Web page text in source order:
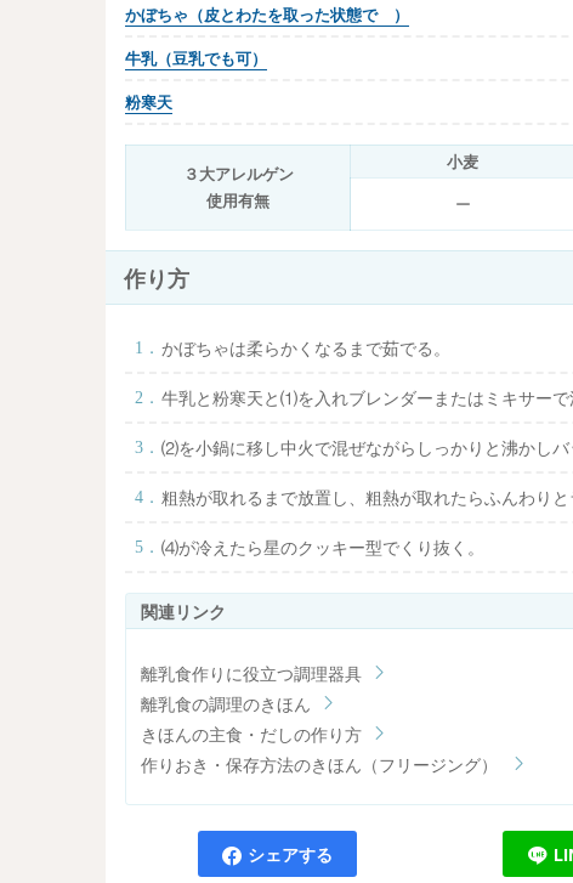
かぼちゃ（皮とわたを取った状態で ）
牛乳（豆乳でも可）
粉寒天
３大アレルゲン
使用有無
小麦
ー
作り方
かぼちゃは柔らかくなるまで茹でる。
牛乳と粉寒天と⑴を入れブレンダーまたはミキサーで
⑵を小鍋に移し中火で混ぜながらしっかりと沸かしバ
粗熱が取れるまで放置し、粗熱が取れたらふんわりと
⑷が冷えたら星のクッキー型でくり抜く。
離乳食作りに役立つ調理器具
離乳食の調理のきほん
きほんの主食・だしの作り方
作りおき・保存方法のきほん（フリージング）
シェアする